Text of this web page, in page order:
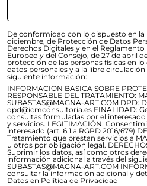
De conformidad con lo dispuesto en la
diciembre, de Protección de Datos
Derechos Digitales y en el Reglamento
Europeo y del Consejo, de 27 de abril
protección de las personas físicas en
datos personales y a la libre
siguiente información:
INFORMACION BASICA SOBRE
RESPONSABLE DEL TRATAMIENTO:
SUBASTAS@MAGNA-ART.COM DPD:
dpd@icmconsultoria.es FINALIDAD:
consultas formuladas por el
y servicios. LEGITIMACIÓN:
interesado (art. 6.1.a RGPD 2016/679)
Tratamiento que prestan servicios a
u otros por obligación legal.
Suprimir los datos, así como otros
información adicional a través del
SUBASTAS@MAGNA-ART.COM
consultar la información adicional y
Datos en Política de Privacidad